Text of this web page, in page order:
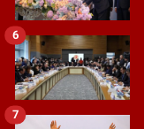
6
7